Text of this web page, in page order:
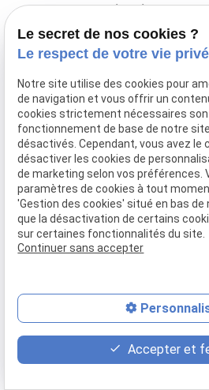
En tant quekinésiologue à
vous accueille dans un
recentrer et d’écouter ce
particulière à la douceur et
devienne unmoment
permet souvent d’éclairer ce
et de retrouver une sensation
Si vous ressentez l’élan
souhaite mettre en lumière,
kinésiologue etpraticienne
souhaitez planifier une
contact_page
Contact
event
Rendez-vous
Le secret de nos cookies ?
Le respect de votre vie
Notre site utilise des cookies pour
de navigation et vous offrir un
cookies strictement nécessaires
fonctionnement de base de notre
désactivés. Cependant, vous avez le
désactiver les cookies de
de marketing selon vos préférences.
paramètres de cookies à tout
'Gestion des cookies' situé en bas
que la désactivation de certains
sur certaines fonctionnalités du site.
Continuer sans accepter
Accepter et